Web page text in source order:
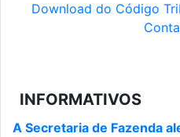
Download do Código
INFORMATIVOS
A Secretaria de Fazenda